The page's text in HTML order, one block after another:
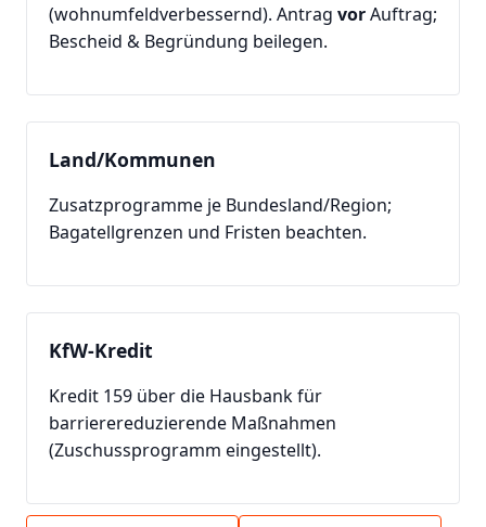
(wohnumfeldverbessernd). Antrag vorAuftrag;
Bescheid & Begründung beilegen.
Land/Kommunen
Zusatzprogramme je Bundesland/Region;
Bagatellgrenzen und Fristen beachten.
KfW-Kredit
Kredit 159 über die Hausbank für
barrierereduzierende Maßnahmen
(Zuschussprogramm eingestellt).